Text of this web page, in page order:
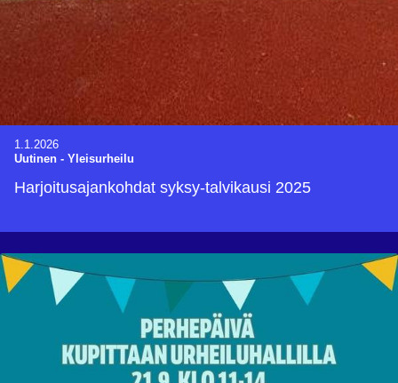
1.1.2026
Uutinen - Yleisurheilu
Harjoitusajankohdat syksy-talvikausi 2025